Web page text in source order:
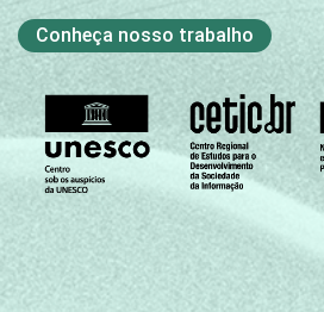
Conheça nosso trabalho